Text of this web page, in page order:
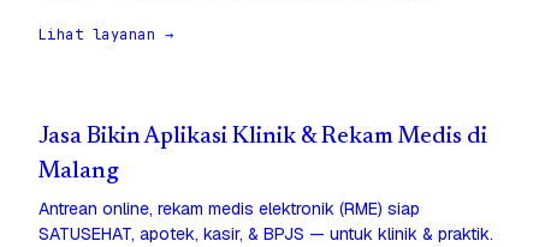
Lihat layanan →
Jasa Bikin Aplikasi Klinik & Rekam Medis di
Malang
Antrean online, rekam medis elektronik (RME) siap
SATUSEHAT, apotek, kasir, & BPJS — untuk klinik & praktik.